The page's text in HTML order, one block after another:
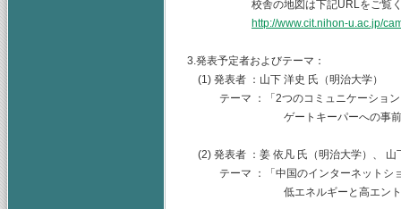
校舎の地図は下記URLをご覧くだ
http://www.cit.nihon-u.ac.jp/
3.発表予定者およびテーマ：
(1) 発表者 ：山下 洋史 氏（明治大学）
テーマ ：「2つのコミュニケーション
ゲートキーパーへの事前情
(2) 発表者 ：姜 依凡 氏（明治大学）、 山
テーマ ：「中国のインターネットショ
低エネルギーと高エントロピー